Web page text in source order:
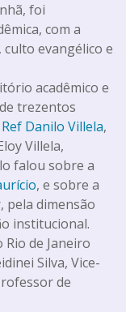
foi
com a
culto evangélico e
acadêmico e
trezentos
Danilo Villela,
Villela,
falou sobre a
, e sobre a
pela dimensão
institucional.
de Janeiro
Silva, Vice-
de